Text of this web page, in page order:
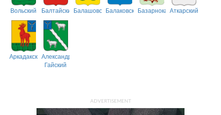
Вольский БалтайскийБалашовскийБалаковскийБазарнокарабулакский
Аткарский
АркадакскийАлександрово-
Гайский
ADVERTISEMENT